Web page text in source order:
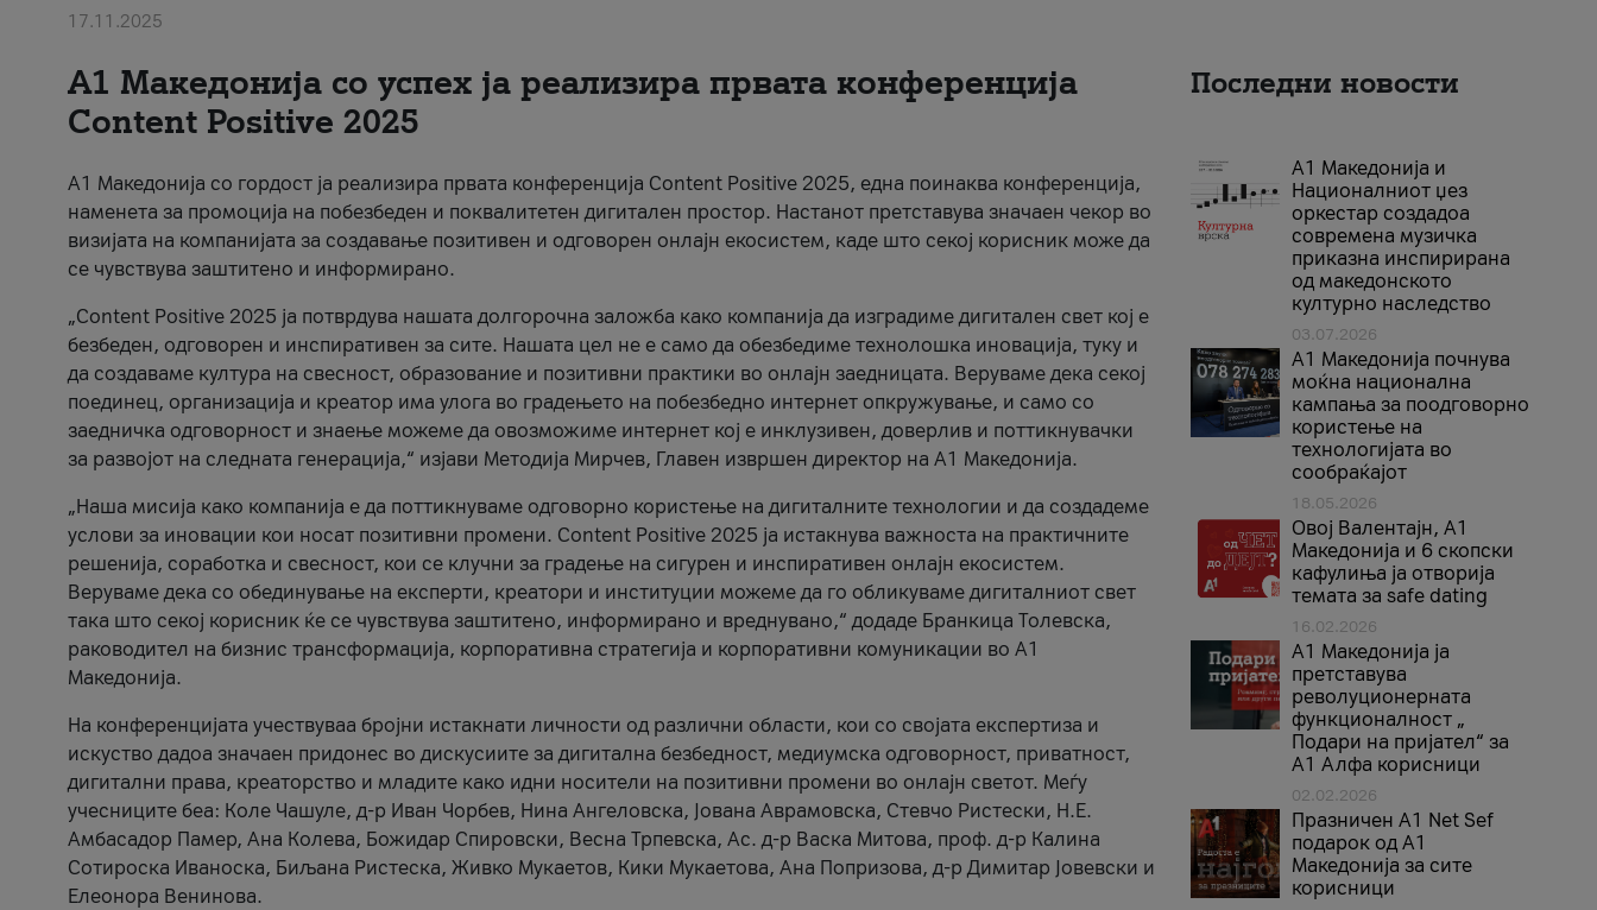
17.11.2025
А1 Македонија со успех ја реализира првата конференција
Content Positive 2025
А1 Македонија со гордост ја реализира првата конференција Content Positive 2025, една поинаква конференција,
наменета за промоција на побезбеден и поквалитетен дигитален простор. Настанот претставува значаен чекор во
визијата на компанијата за создавање позитивен и одговорен онлајн екосистем, каде што секој корисник може да
се чувствува заштитено и информирано.
„Content Positive 2025 ја потврдува нашата долгорочна заложба како компанија да изградиме дигитален свет кој е
безбеден, одговорен и инспиративен за сите. Нашата цел не е само да обезбедиме технолошка иновација, туку и
да создаваме култура на свесност, образование и позитивни практики во онлајн заедницата. Веруваме дека секој
поединец, организација и креатор има улога во градењето на побезбедно интернет опкружување, и само со
заедничка одговорност и знаење можеме да овозможиме интернет кој е инклузивен, доверлив и поттикнувачки
за развојот на следната генерација,“ изјави Методија Мирчев, Главен извршен директор на А1 Македонија.
„Наша мисија како компанија е да поттикнуваме одговорно користење на дигиталните технологии и да создадеме
услови за иновации кои носат позитивни промени. Content Positive 2025 ја истакнува важноста на практичните
решенија, соработка и свесност, кои се клучни за градење на сигурен и инспиративен онлајн екосистем.
Веруваме дека со обединување на експерти, креатори и институции можеме да го обликуваме дигиталниот свет
така што секој корисник ќе се чувствува заштитено, информирано и вреднувано,“ додаде Бранкица Толевска,
раководител на бизнис трансформација, корпоративна стратегија и корпоративни комуникации во А1
Македонија.
На конференцијата учествуваа бројни истакнати личности од различни области, кои со својата експертиза и
искуство дадоа значаен придонес во дискусиите за дигитална безбедност, медиумска одговорност, приватност,
дигитални права, креаторство и младите како идни носители на позитивни промени во онлајн светот. Меѓу
учесниците беа: Коле Чашуле, д-р Иван Чорбев, Нина Ангеловска, Јована Аврамовска, Стевчо Ристески, Н.Е.
Амбасадор Памер, Ана Колева, Божидар Спировски, Весна Трпевска, Ас. д-р Васка Митова, проф. д-р Калина
Сотироска Иваноска, Биљана Ристеска, Живко Мукаетов, Кики Мукаетова, Ана Попризова, д-р Димитар Јовевски и
Елеонора Венинова.
Последни новости
А1 Македонија и
Националниот џез
оркестар создадоа
современа музичка
приказна инспирирана
од македонското
културно наследство
03.07.2026
A1 Македонија почнува
моќна национална
кампања за поодговорно
користење на
технологијата во
сообраќајот
18.05.2026
Овој Валентајн, A1
Македонија и 6 скопски
кафулиња ја отворија
темата за safe dating
16.02.2026
А1 Македонија ја
претставува
револуционерната
функционалност „
Подари на пријател“ за
А1 Алфа корисници
02.02.2026
Празничен A1 Net Sеf
подарок од А1
Македонија за сите
корисници